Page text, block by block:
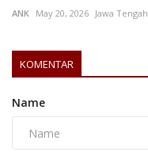
ANK May 20, 2026 Jawa Tengah
KOMENTAR
Name